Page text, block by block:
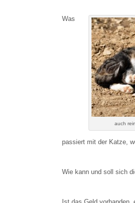
auch
Was
passiert mit der Katze,
Wie kann und soll sich